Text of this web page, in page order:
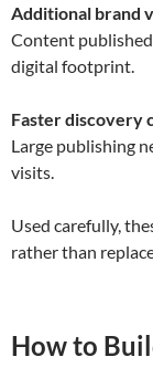
Additional brand
Content
digital footprint.
Faster discovery
Large publishing
visits.
Used carefully,
rather than
How to